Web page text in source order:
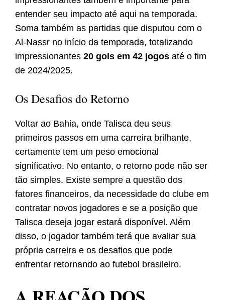
entender seu impacto até aqui na temporada.
Soma também as partidas que disputou com o
Al-Nassr no início da temporada, totalizando
impressionantes 20 gols em 42 jogos até o fim
de 2024/2025.
Os Desafios do Retorno
Voltar ao Bahia, onde Talisca deu seus
primeiros passos em uma carreira brilhante,
certamente tem um peso emocional
significativo. No entanto, o retorno pode não ser
tão simples. Existe sempre a questão dos
fatores financeiros, da necessidade do clube em
contratar novos jogadores e se a posição que
Talisca deseja jogar estará disponível. Além
disso, o jogador também terá que avaliar sua
própria carreira e os desafios que pode
enfrentar retornando ao futebol brasileiro.